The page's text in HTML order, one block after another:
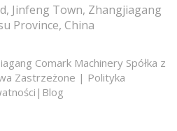
Jinfeng Town, Zhangjiagang
Province, China
Comark Machinery Spółka z
Zastrzeżone | Polityka
| Blog